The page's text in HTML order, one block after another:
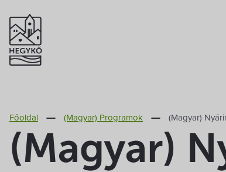
Főoldal (Magyar) Programok (Magyar)
(Magyar)